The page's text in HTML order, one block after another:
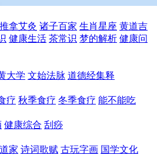
推拿艾灸 诸子百家 生肖星座 黄道吉
健康生活 茶常识 梦的解析 健康问
大学 文始法脉 道德经集释
疗 秋季食疗 冬季食疗 能不能吃
健康综合 刮痧
道家 诗词歌赋 古玩字画 国学文化